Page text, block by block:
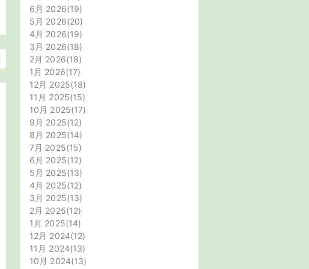
6月 2026 19
5月 2026 20
4月 2026 19
3月 2026 18
2月 2026 18
1月 2026 17
12月 2025 18
11月 2025 15
10月 2025 17
9月 2025 12
8月 2025 14
7月 2025 15
6月 2025 12
5月 2025 13
4月 2025 12
3月 2025 13
2月 2025 12
1月 2025 14
12月 2024 12
11月 2024 13
10月 2024 13